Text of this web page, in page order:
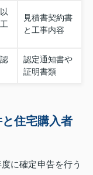
見積書契約書
と工事内容
認定通知書や
証明書類
住宅購入者
に確定申告を行う